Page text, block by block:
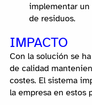
implementar
de residuos.
IMPACTO
Con la solución se
de calidad
costes. El sistema
la empresa en estos